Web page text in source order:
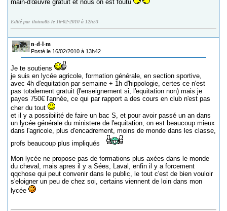
main-d'œuvre gratuit et nous on est foutu
Edité par iloina85 le 16-02-2010 à 12h53
n-d-l-m
Posté le 16/02/2010 à 13h42
Je te soutiens
je suis en lycée agricole, formation générale, en section sportive,
avec 4h d'equitation par semaine + 1h d'hippologie, certes ce n'est
pas totalement gratuit (l'enseignement si, l'equitation non) mais je
payes 750€ l'année, ce qui par rapport a des cours en club n'est pas
cher du tout
et il y a possibilité de faire un bac S, et pour avoir passé un an dans
un lycée générale du ministere de l'equitation, on est beaucoup mieux
dans l'agricole, plus d'encadrement, moins de monde dans les classe,
profs beaucoup plus impliqués
Mon lycée ne propose pas de formations plus axées dans le monde
du cheval, mais apres il y a Sées, Laval, enfin il y a forcement
qqchose qui peut convenir dans le public, le tout c'est de bien vouloir
s'eloigner un peu de chez soi, certains viennent de loin dans mon
lycée